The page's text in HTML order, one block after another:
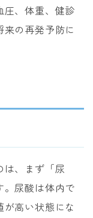
圧、体重、健診
の再発予防に
は、まず「尿
。尿酸は体内で
高い状態にな